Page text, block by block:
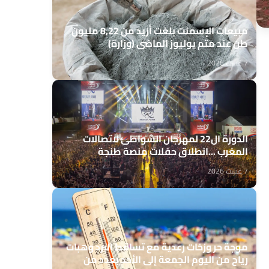
مبيعات الإسمنت بلغت أزيد من 8,22 مليون
طن عند متم يوليوز الماضي (وزارة)
7 غشت 2026
الدورة ال22 لمهرجان الشواطئ لاتصالات
المغرب ...انطلاق حفلات منصة طنجة
7 غشت 2026
موجة حر وزخات رعدية مع تساقط البرد وهبات
رياح من اليوم الجمعة إلى الأحد بعدد من